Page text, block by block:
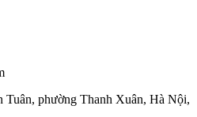
Tuân, phường Thanh Xuân, Hà Nội,